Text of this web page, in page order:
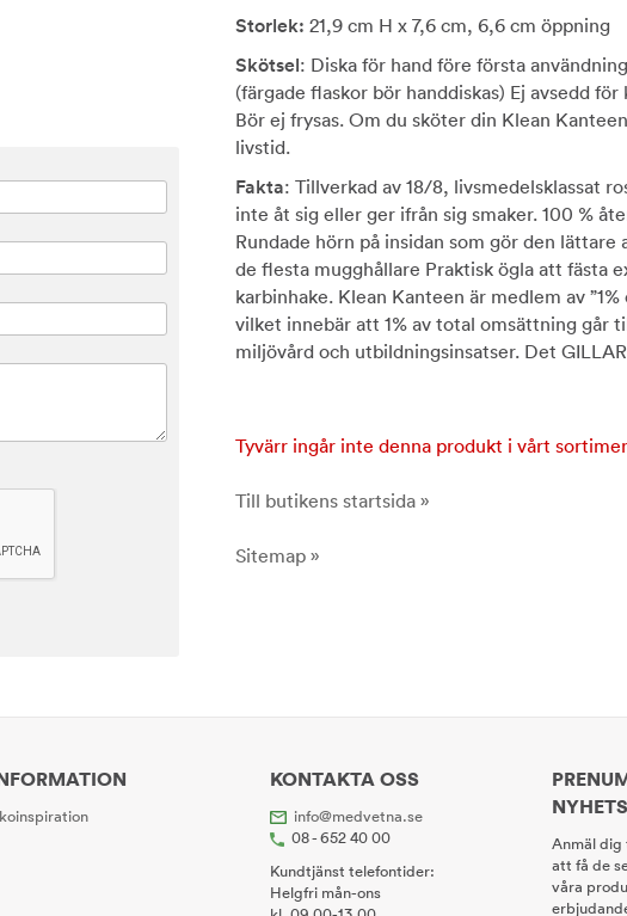
Storlek: 21,9 cm H x 7,6 cm, 6,6 cm öppning
Skötsel: Diska för hand före första
(färgade flaskor bör handdiskas) Ej avsedd
Bör ej frysas. Om du sköter din Klean
livstid.
Fakta: Tillverkad av 18/8, livsmedelsklassat
inte åt sig eller ger ifrån sig smaker. 100 %
Rundade hörn på insidan som gör den lättare
de flesta mugghållare Praktisk ögla att fästa
karbinhake. Klean Kanteen är medlem av
vilket innebär att 1% av total omsättning går
miljövård och utbildningsinsatser. Det
Tyvärr ingår inte denna produkt i vårt
Till butikens startsida »
Sitemap »
KONTAKTA OSS
info@medvetna.se
08 - 652 40 00
Kundtjänst telefontider:
Helgfri mån-ons
Anmäl
att få de
våra